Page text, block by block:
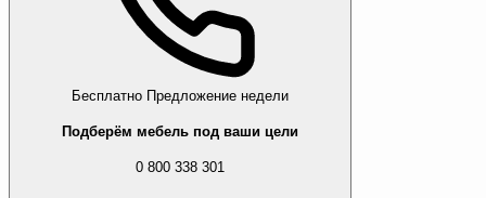
Бесплатно Предложение недели
Подберём мебель под ваши цели
0 800 338 301